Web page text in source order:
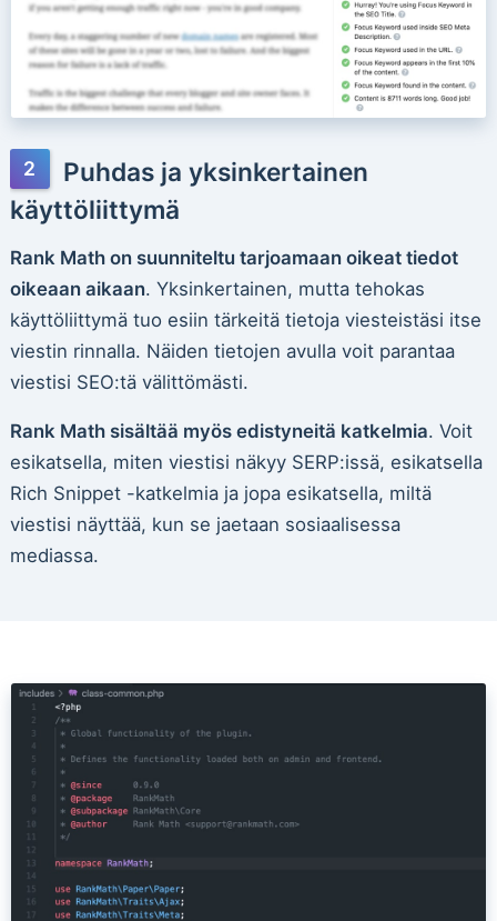
Puhdas ja yksinkertainen
käyttöliittymä
Rank Math on suunniteltu tarjoamaan oikeat tiedot
oikeaan aikaan. Yksinkertainen, mutta tehokas
käyttöliittymä tuo esiin tärkeitä tietoja viesteistäsi itse
viestin rinnalla. Näiden tietojen avulla voit parantaa
viestisi SEO:tä välittömästi.
Rank Math sisältää myös edistyneitä katkelmia. Voit
esikatsella, miten viestisi näkyy SERP:issä, esikatsella
Rich Snippet -katkelmia ja jopa esikatsella, miltä
viestisi näyttää, kun se jaetaan sosiaalisessa
mediassa.